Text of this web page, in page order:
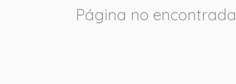
Página no encontrada